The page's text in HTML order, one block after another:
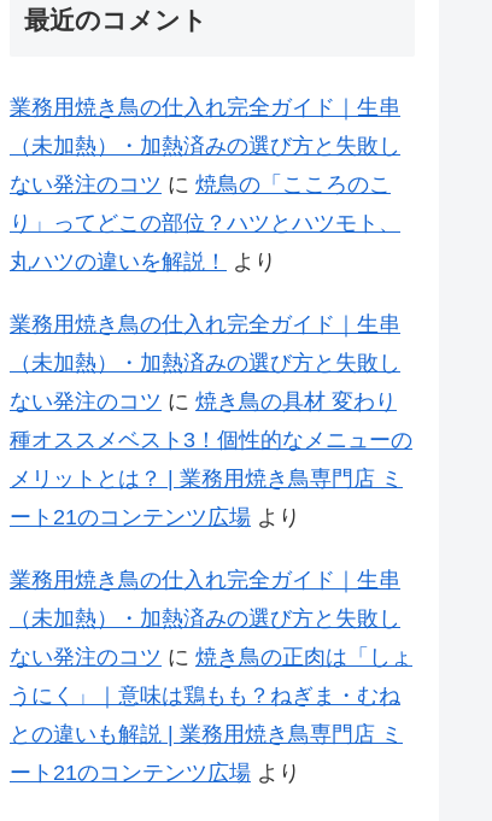
最近のコメント
業務用焼き鳥の仕入れ完全ガイド｜生串
（未加熱）・加熱済みの選び方と失敗し
ない発注のコツ に 焼鳥の「こころのこ
り」ってどこの部位？ハツとハツモト、
丸ハツの違いを解説！
より
業務用焼き鳥の仕入れ完全ガイド｜生串
（未加熱）・加熱済みの選び方と失敗し
ない発注のコツ に 焼き鳥の具材 変わり
種オススメベスト3！個性的なメニューの
メリットとは？ | 業務用焼き鳥専門店 ミ
ート21のコンテンツ広場 より
業務用焼き鳥の仕入れ完全ガイド｜生串
（未加熱）・加熱済みの選び方と失敗し
ない発注のコツ に 焼き鳥の正肉は「しょ
うにく」｜意味は鶏もも？ねぎま・むね
との違いも解説 | 業務用焼き鳥専門店 ミ
ート21のコンテンツ広場 より